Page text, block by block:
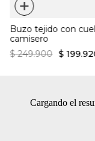
en máquina.
+
Buzo tejido con
camisero
$ 249.900 $ 199.
Cargando el